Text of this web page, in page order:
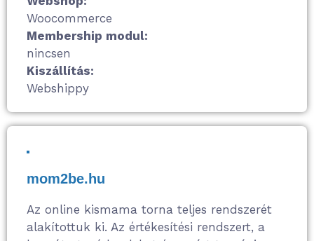
Woocommerce
Membership modul:
nincsen
Kiszállítás:
Webshippy
mom2be.hu
Az online kismama torna teljes rendszerét
alakítottuk ki. Az értékesítési rendszert, a